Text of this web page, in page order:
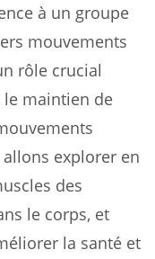
à un groupe
mouvements
rôle crucial
maintien de
explorer en
des
le corps, et
la santé et